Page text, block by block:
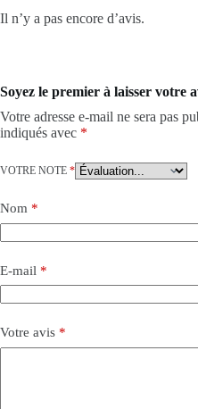
Il n’y a pas encore d’avis.
Soyez le premier à laisser votre
Votre adresse e-mail ne sera pas
indiqués avec *
VOTRE NOTE *
Nom *
E-mail *
Votre avis *